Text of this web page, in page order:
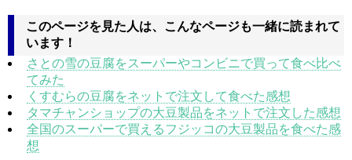
このページを見た人は、こんなページも一緒に読まれて
います！
さとの雪の豆腐をスーパーやコンビニで買って食べ比べ
てみた
くすむらの豆腐をネットで注文して食べた感想
タマチャンショップの大豆製品をネットで注文した感想
全国のスーパーで買えるフジッコの大豆製品を食べた感
想